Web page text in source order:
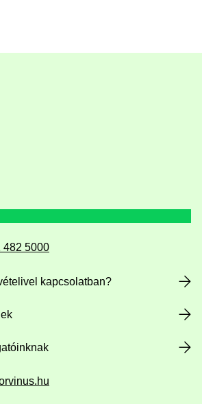
482 5000
kapcsolatban?